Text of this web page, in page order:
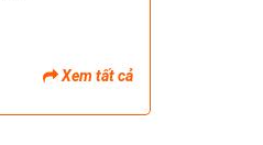
Xem tất cả